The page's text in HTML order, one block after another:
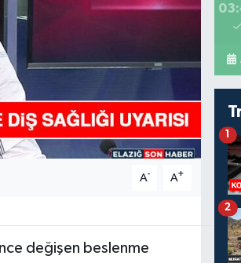
A- A+
değişen beslenme
1
2